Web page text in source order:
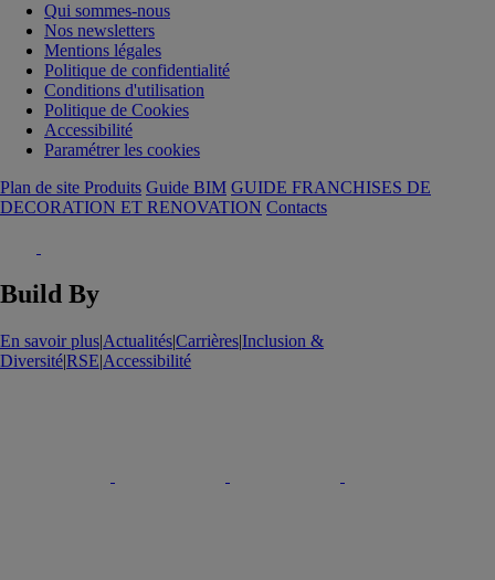
Qui sommes-nous
Nos newsletters
Mentions légales
Politique de confidentialité
Conditions d'utilisation
Politique de Cookies
Accessibilité
Paramétrer les cookies
Plan de site Produits Guide BIM GUIDE FRANCHISES DE
DECORATION ET RENOVATION Contacts
Build By
En savoir plus|Actualités|Carrières|Inclusion &
Diversité|RSE|Accessibilité